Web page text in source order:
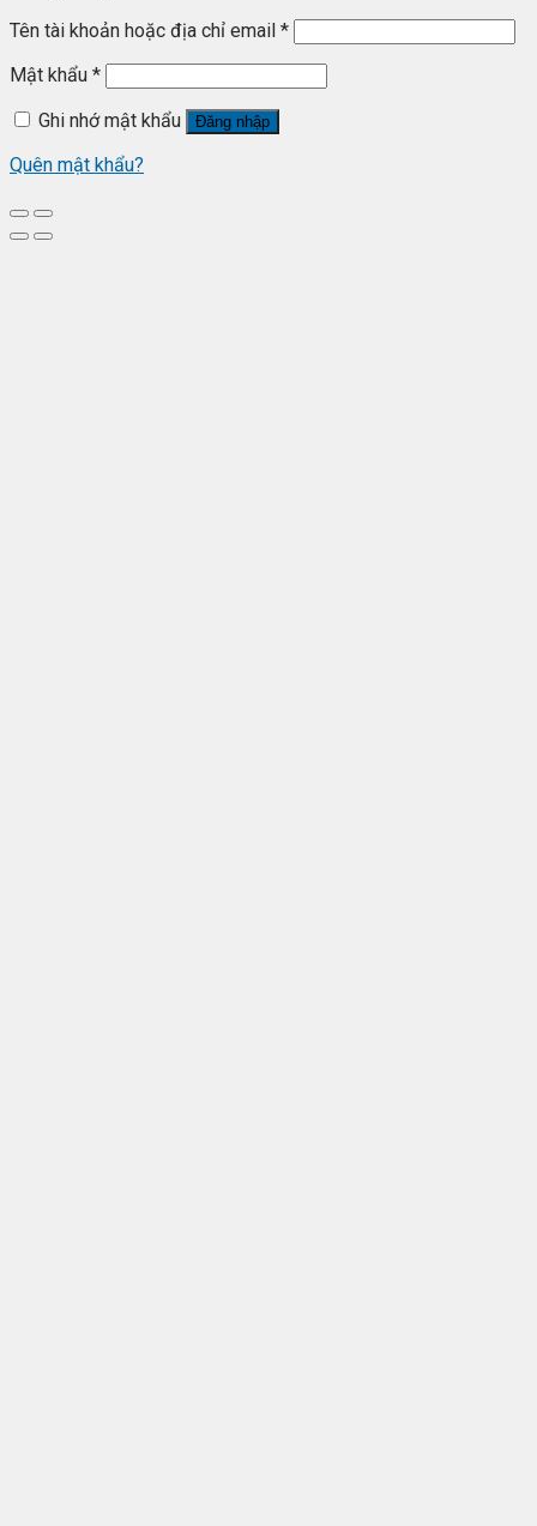
Tên tài khoản hoặc địa chỉ email *
Mật khẩu *
Ghi nhớ mật khẩu
Đăng nhập
Quên mật khẩu?